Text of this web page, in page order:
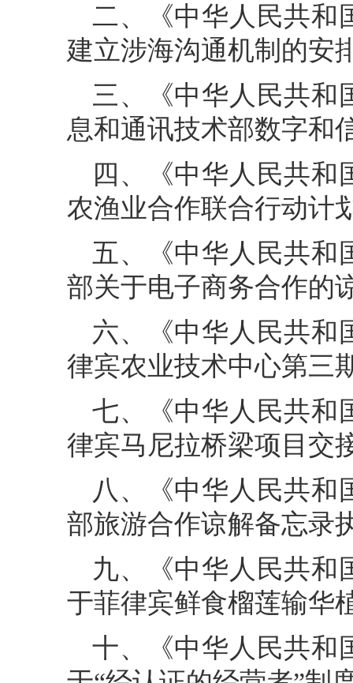
二、《中华人民共和
建立涉海沟通机制的安
三、《中华人民共和
息和通讯技术部数字和
四、《中华人民共和
农渔业合作联合行动计
五、《中华人民共和
部关于电子商务合作的
六、《中华人民共和
律宾农业技术中心第三
七、《中华人民共和
律宾马尼拉桥梁项目交
八、《中华人民共和
部旅游合作谅解备忘录
九、《中华人民共和
于菲律宾鲜食榴莲输华
十、《中华人民共和